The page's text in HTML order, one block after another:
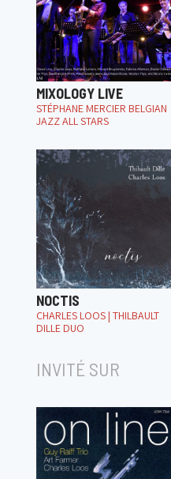
MIXOLOGY LIVE
STÉPHANE MERCIER BELGIAN
JAZZ ALL STARS
NOCTIS
CHARLES LOOS | THILBAULT
DILLE DUO
INVITÉ SUR